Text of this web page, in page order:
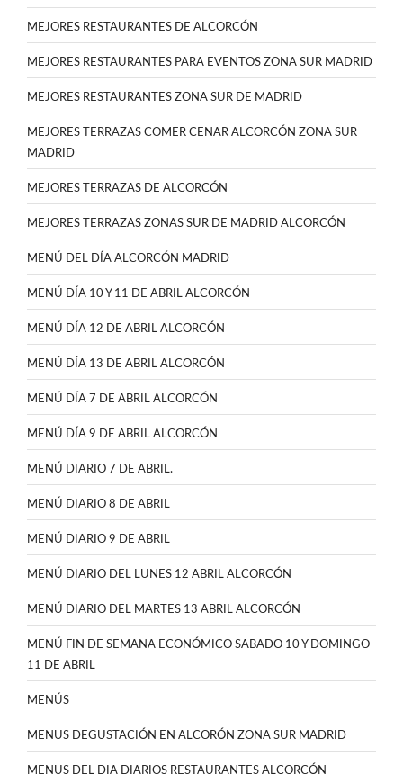
MEJORES RESTAURANTES DE ALCORCÓN
MEJORES RESTAURANTES PARA EVENTOS ZONA SUR MADRID
MEJORES RESTAURANTES ZONA SUR DE MADRID
MEJORES TERRAZAS COMER CENAR ALCORCÓN ZONA SUR
MADRID
MEJORES TERRAZAS DE ALCORCÓN
MEJORES TERRAZAS ZONAS SUR DE MADRID ALCORCÓN
MENÚ DEL DÍA ALCORCÓN MADRID
MENÚ DÍA 10 Y 11 DE ABRIL ALCORCÓN
MENÚ DÍA 12 DE ABRIL ALCORCÓN
MENÚ DÍA 13 DE ABRIL ALCORCÓN
MENÚ DÍA 7 DE ABRIL ALCORCÓN
MENÚ DÍA 9 DE ABRIL ALCORCÓN
MENÚ DIARIO 7 DE ABRIL.
MENÚ DIARIO 8 DE ABRIL
MENÚ DIARIO 9 DE ABRIL
MENÚ DIARIO DEL LUNES 12 ABRIL ALCORCÓN
MENÚ DIARIO DEL MARTES 13 ABRIL ALCORCÓN
MENÚ FIN DE SEMANA ECONÓMICO SABADO 10 Y DOMINGO
11 DE ABRIL
MENÚS
MENUS DEGUSTACIÓN EN ALCORÓN ZONA SUR MADRID
MENUS DEL DIA DIARIOS RESTAURANTES ALCORCÓN